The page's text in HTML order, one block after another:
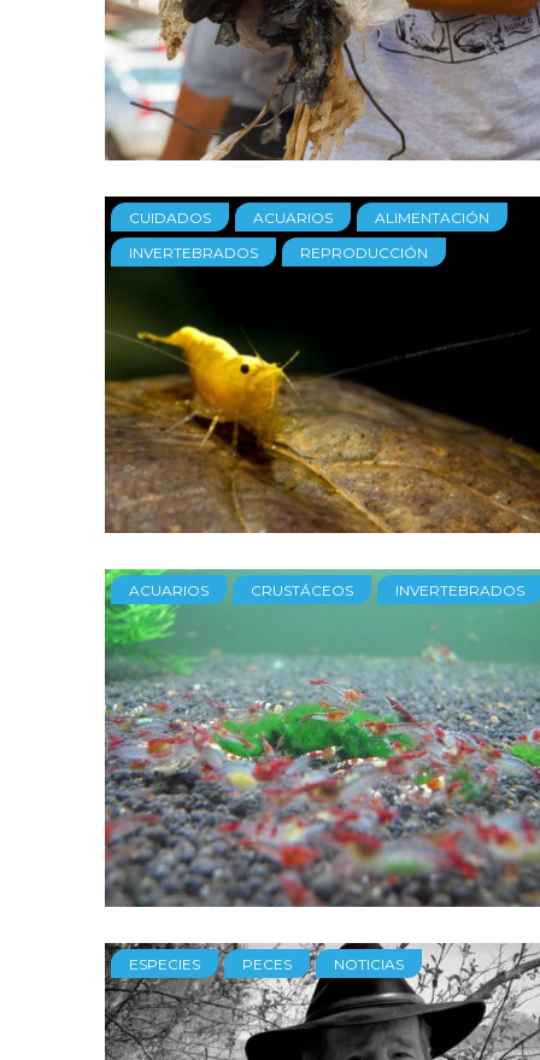
CUIDADOS ACUARIOS
ALIMENTACIÓN
INVERTEBRADOS
REPRODUCCIÓN
ACUARIOS CRUSTÁCEOS INVERTEBRADOS
ESPECIES PECES NOTICIAS